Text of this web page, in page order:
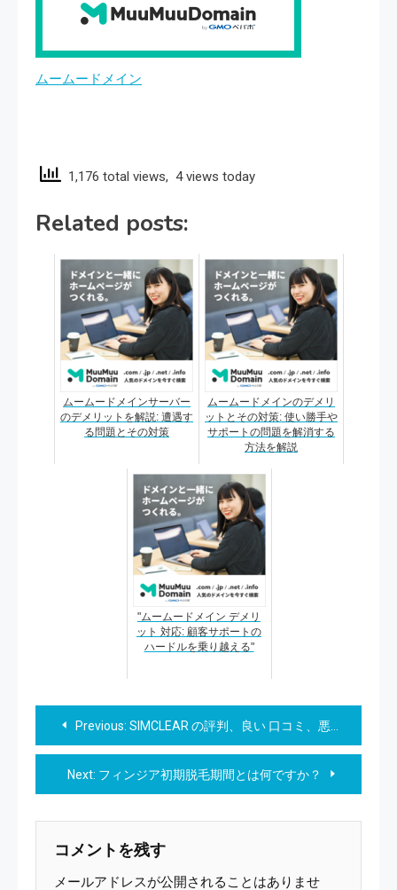
ムームードメイン
1,176 total views, 4 views today
Related posts:
ムームードメインサーバー
のデメリットを解説: 遭遇す
る問題とその対策
ムームードメインのデメリ
ットとその対策: 使い勝手や
サポートの問題を解消する
方法を解説
"ムームードメイン デメリ
ット 対応: 顧客サポートの
ハードルを乗り越える"
投
稿
ナ
ビ
ゲ
Previous: SIMCLEAR の評判、良い 口コミ、悪い口コミ、メリットとデメリットはどうなの？ 【徹底解説】
Next: フィンジア初期脱毛期間とは何ですか？
コメントを残す
メールアドレスが公開されることはありませ